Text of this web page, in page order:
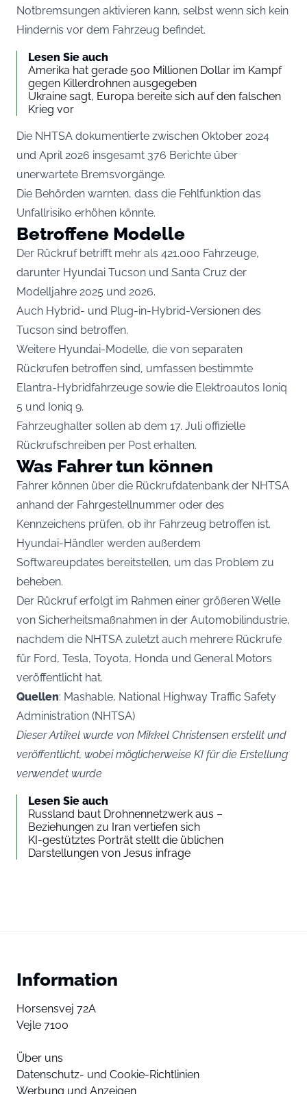
Notbremsungen aktivieren kann, selbst wenn sich kein
Hindernis vor dem Fahrzeug befindet.
Lesen Sie auch
Amerika hat gerade 500 Millionen Dollar im Kampf
gegen Killerdrohnen ausgegeben
Ukraine sagt, Europa bereite sich auf den falschen
Krieg vor
Die NHTSA dokumentierte zwischen Oktober 2024
und April 2026 insgesamt 376 Berichte über
unerwartete Bremsvorgänge.
Die Behörden warnten, dass die Fehlfunktion das
Unfallrisiko erhöhen könnte.
Betroffene Modelle
Der Rückruf betrifft mehr als 421.000 Fahrzeuge,
darunter Hyundai Tucson und Santa Cruz der
Modelljahre 2025 und 2026.
Auch Hybrid- und Plug-in-Hybrid-Versionen des
Tucson sind betroffen.
Weitere Hyundai-Modelle, die von separaten
Rückrufen betroffen sind, umfassen bestimmte
Elantra-Hybridfahrzeuge sowie die Elektroautos Ioniq
5 und Ioniq 9.
Fahrzeughalter sollen ab dem 17. Juli offizielle
Rückrufschreiben per Post erhalten.
Was Fahrer tun können
Fahrer können über die Rückrufdatenbank der NHTSA
anhand der Fahrgestellnummer oder des
Kennzeichens prüfen, ob ihr Fahrzeug betroffen ist.
Hyundai-Händler werden außerdem
Softwareupdates bereitstellen, um das Problem zu
beheben.
Der Rückruf erfolgt im Rahmen einer größeren Welle
von Sicherheitsmaßnahmen in der Automobilindustrie,
nachdem die NHTSA zuletzt auch mehrere Rückrufe
für Ford, Tesla, Toyota, Honda und General Motors
veröffentlicht hat.
Quellen: Mashable, National Highway Traffic Safety
Administration (NHTSA)
Dieser Artikel wurde von Mikkel Christensen erstellt und
veröffentlicht, wobei möglicherweise KI für die Erstellung
verwendet wurde
Lesen Sie auch
Russland baut Drohnennetzwerk aus –
Beziehungen zu Iran vertiefen sich
KI-gestütztes Porträt stellt die üblichen
Darstellungen von Jesus infrage
Information
Horsensvej 72A
Vejle 7100
Über uns
Datenschutz- und Cookie-Richtlinien
Werbung und Anzeigen